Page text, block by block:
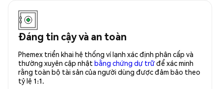
Đáng tin cậy và an toàn
Phemex triển khai hệ thống ví lạnh xác định phân cấp và
thường xuyên cập nhật bằng chứng dự trữđể xác minh
rằng toàn bộ tài sản của người dùng được đảm bảo theo
tỷ lệ 1:1.